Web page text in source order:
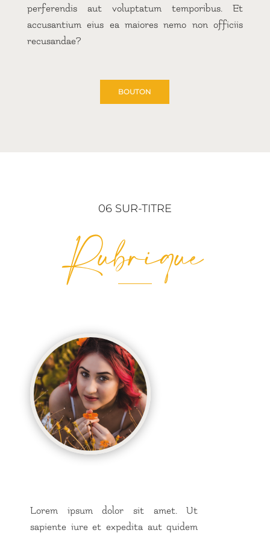
perferendis aut voluptatum temporibus. Et
accusantium eius ea maiores nemo non officiis
recusandae?
BOUTON
06 SUR-TITRE
Rubrique
Lorem ipsum dolor sit amet. Ut
sapiente iure et expedita aut quidem